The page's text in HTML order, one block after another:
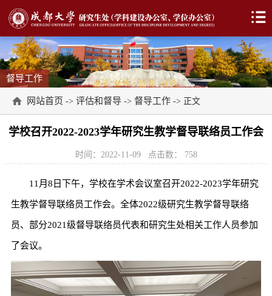
督导工作
网站首页 -> 评估和督导 -> 督导工作 -> 正文
学校召开2022-2023学年研究生教学督导联络员工作会
时间：2022-11-09 点击数： 758
11月8日下午，学校在学术会议室召开2022-2023学年研究
生教学督导联络员工作会。全体2022级研究生教学督导联络
员、部分2021级督导联络员代表和研究生处相关工作人员参加
了会议。